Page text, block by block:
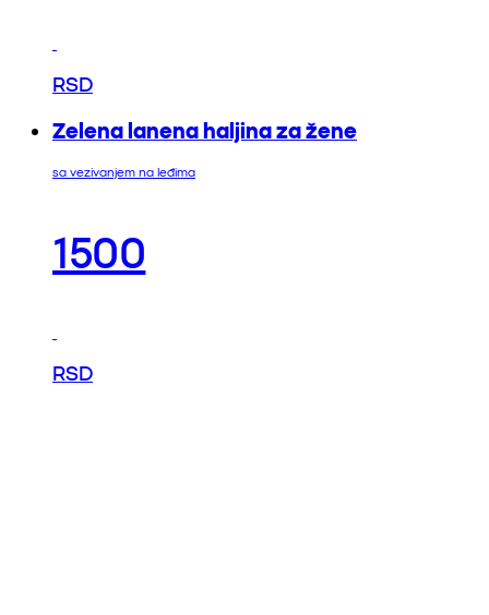
RSD
Zelena lanena haljina za žene
sa vezivanjem na leđima
1500
RSD